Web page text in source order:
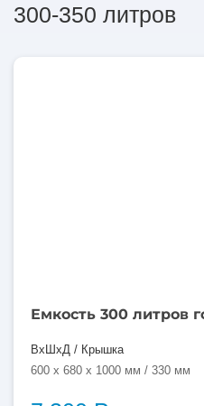
300-350 литров
Емкость 300 литров
ВхШхД / Крышка
600 x 680 x 1000 мм / 330 мм